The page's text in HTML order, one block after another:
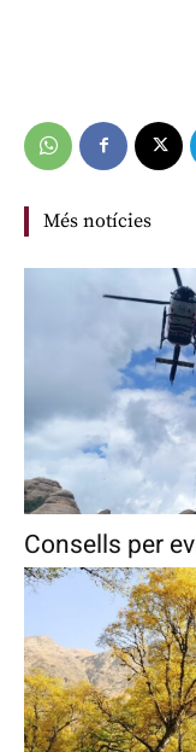
Més notícies
Consells per